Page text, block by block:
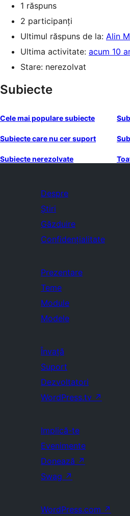
1 răspuns
2 participanți
Ultimul răspuns de la: Alin
Ultima activitate: acum 10
Stare: nerezolvat
Subiecte
Cele mai populare subiecte
Subiecte care nu cer suport
Subiecte nerezolvate
Despre
Știri
Găzduire
Confidențialitate
Prezentare
Teme
Module
Modele
Învață
Suport
Dezvoltatori
WordPress.tv ↗
Implică-te
Evenimente
Donează ↗
Swag ↗
WordPress.com ↗